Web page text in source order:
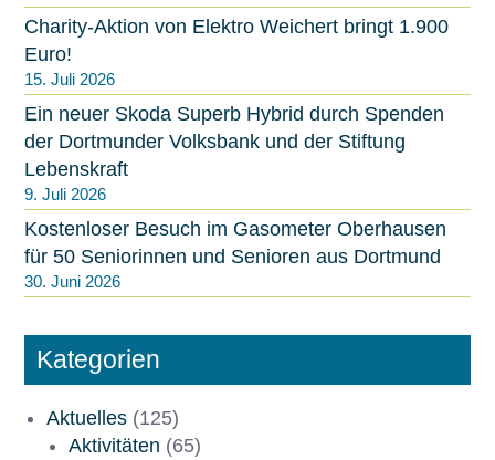
Charity-Aktion von Elektro Weichert bringt 1.900
Euro!
15. Juli 2026
Ein neuer Skoda Superb Hybrid durch Spenden
der Dortmunder Volksbank und der Stiftung
Lebenskraft
9. Juli 2026
Kostenloser Besuch im Gasometer Oberhausen
für 50 Seniorinnen und Senioren aus Dortmund
30. Juni 2026
Kategorien
Aktuelles(125)
Aktivitäten (65)